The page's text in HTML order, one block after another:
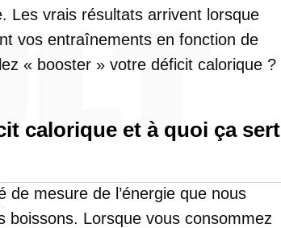
Les vrais résultats arrivent lorsque
vos entraînements en fonction de
« booster » votre déficit calorique ?
calorique et à quoi ça sert
de mesure de l’énergie que nous
boissons. Lorsque vous consommez